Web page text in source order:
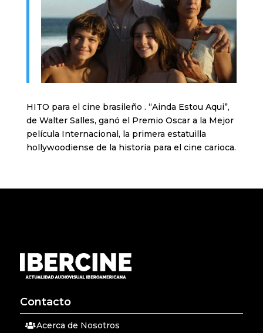
HITO para el cine brasileño . “Ainda Estou Aqui”,
de Walter Salles, ganó el Premio Oscar a la Mejor
película Internacional, la primera estatuilla
hollywoodiense de la historia para el cine carioca.
Contacto
Acerca de Nosotros